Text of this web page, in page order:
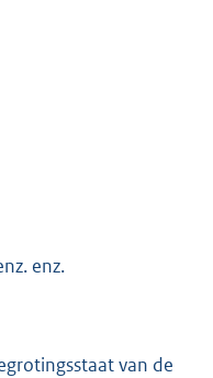
enz.
van de